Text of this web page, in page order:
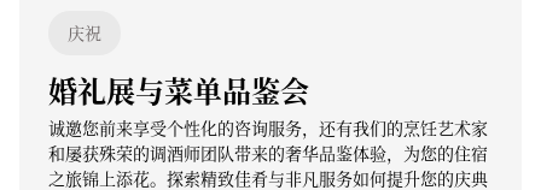
庆祝
婚礼展与菜单品鉴会
诚邀您前来享受个性化的咨询服务，还有我们的烹饪艺术家
和屡获殊荣的调酒师团队带来的奢华品鉴体验，为您的住宿
之旅锦上添花。探索精致佳肴与非凡服务如何提升您的庆典